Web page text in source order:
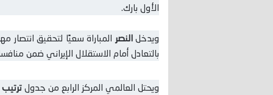
الأول بارك.
ويدخلالنصر المباراة سعيًا لتحقيق
بالتعادل أمام الاستقلال الإيراني ضمن منافسات ذهاب دور
ويحتل العالمي المركز الرابع من جدول